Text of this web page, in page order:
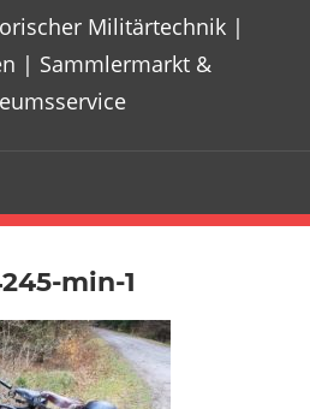
Militärtechnik |
| Sammlermarkt &
min-1